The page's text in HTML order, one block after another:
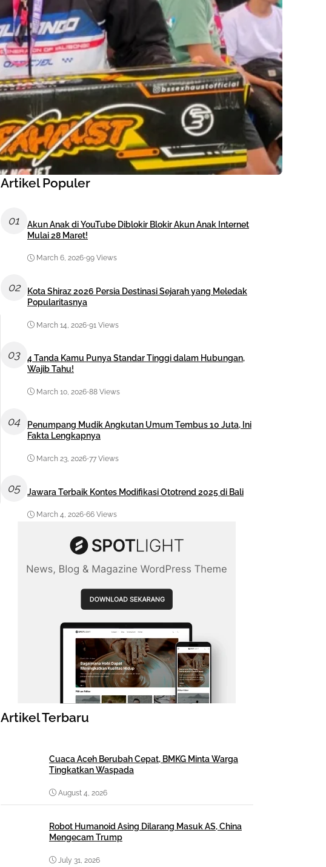
Artikel Populer
01
Akun Anak di YouTube Diblokir Blokir Akun Anak Internet
Mulai 28 Maret!
March 6, 2026•99 Views
02
Kota Shiraz 2026 Persia Destinasi Sejarah yang Meledak
Popularitasnya
March 14, 2026•91 Views
03
4 Tanda Kamu Punya Standar Tinggi dalam Hubungan,
Wajib Tahu!
March 10, 2026•88 Views
04
Penumpang Mudik Angkutan Umum Tembus 10 Juta, Ini
Fakta Lengkapnya
March 23, 2026•77 Views
05 Jawara Terbaik Kontes Modifikasi Ototrend 2025 di Bali
March 4, 2026•66 Views
Artikel Terbaru
Cuaca Aceh Berubah Cepat, BMKG Minta Warga
Tingkatkan Waspada
August 4, 2026
Robot Humanoid Asing Dilarang Masuk AS, China
Mengecam Trump
July 31, 2026